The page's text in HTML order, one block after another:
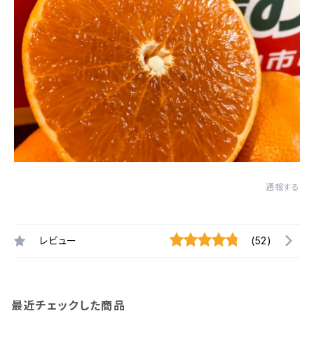
通報する
レビュー (52)
最近チェックした商品